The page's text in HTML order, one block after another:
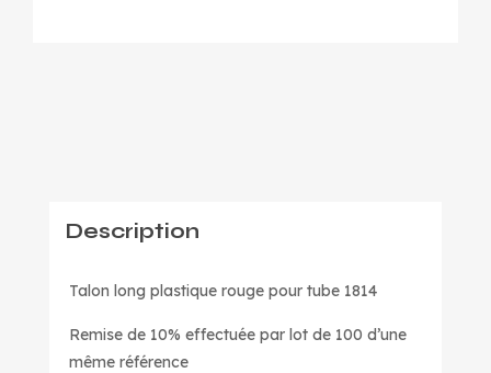
Description
Talon long plastique rouge pour tube 1814
Remise de 10% effectuée par lot de 100 d’une
même référence